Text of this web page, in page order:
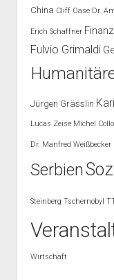
China Cliff Oase Dr.
Erich Schaffner
Fulvio Grimaldi
Jürgen Grässlin
Lucas Zeise Michel
Dr. Manfred Weißbecker
Serbien
Steinberg Tschernobyl
Wirtschaft